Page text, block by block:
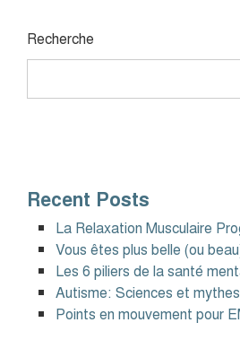
Recherche
Recent Posts
La Relaxation Musculaire
Vous êtes plus belle (ou
Les 6 piliers de la santé
Autisme: Sciences et mythes
Points en mouvement pour